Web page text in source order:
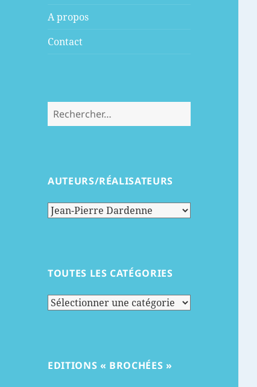
A propos
Contact
Rechercher :
AUTEURS/RÉALISATEURS
TOUTES LES CATÉGORIES
Toutes
EDITIONS « BROCHÉES »